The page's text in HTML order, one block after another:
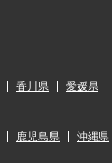
香川県 愛媛県
鹿児島県 沖縄県